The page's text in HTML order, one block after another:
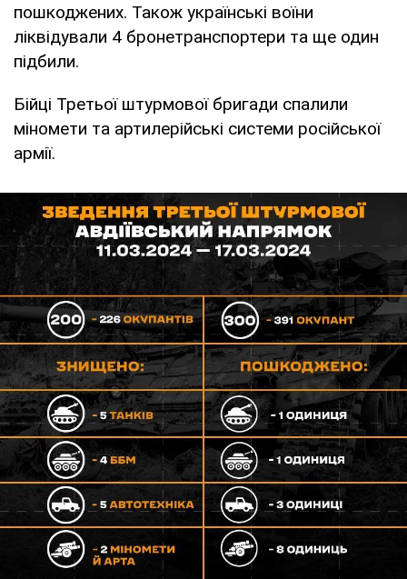
пошкоджених. Також українські воїни
ліквідували 4 бронетранспортери та ще один
підбили.
Бійці Третьої штурмової бригади спалили
міномети та артилерійські системи російської
армії.